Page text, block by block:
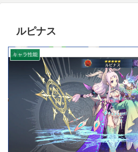
ルピナス
キャラ性能